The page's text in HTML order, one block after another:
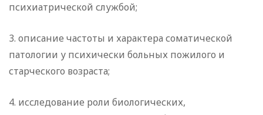
психиатрической службой;
3. описание частоты и характера соматической
патологии у психически больных пожилого и
старческого возраста;
4. исследование роли биологических,